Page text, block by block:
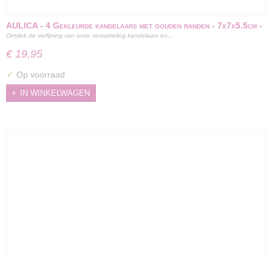
AULICA - 4 Gekleurde kandelaars met gouden randen - 7x7x5.5cm -
set 4 stuks
Ontdek de verfijning van onze verzameling kandelaars en…
€ 19,95
✓ Op voorraad
IN WINKELWAGEN